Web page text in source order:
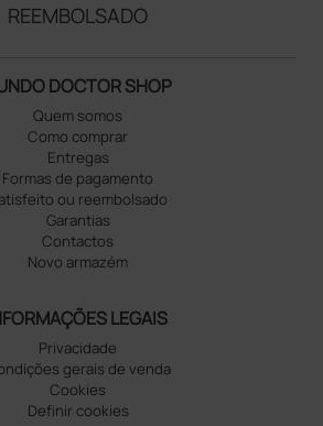
REEMBOLSADO
DOCTOR SHOP
Quem somos
Como comprar
Entregas
Formas de pagamento
ou reembolsado
Garantias
Contactos
Novo armazém
LEGAIS
Privacidade
gerais de venda
Cookies
Definir cookies